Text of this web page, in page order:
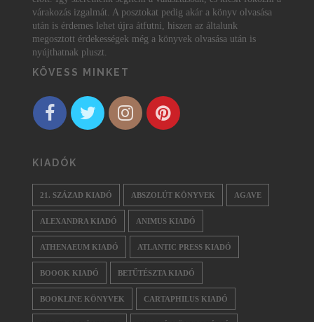
várakozás izgalmát. A posztokat pedig akár a könyv olvasása
után is érdemes lehet újra átfutni, hiszen az általunk
megosztott érdekességek még a könyvek olvasása után is
nyújthatnak pluszt.
KÖVESS MINKET
KIADÓK
21. SZÁZAD KIADÓ ABSZOLÚT KÖNYVEK AGAVE
ALEXANDRA KIADÓ ANIMUS KIADÓ
ATHENAEUM KIADÓ ATLANTIC PRESS KIADÓ
BOOOK KIADÓ BETŰTÉSZTA KIADÓ
BOOKLINE KÖNYVEK CARTAPHILUS KIADÓ